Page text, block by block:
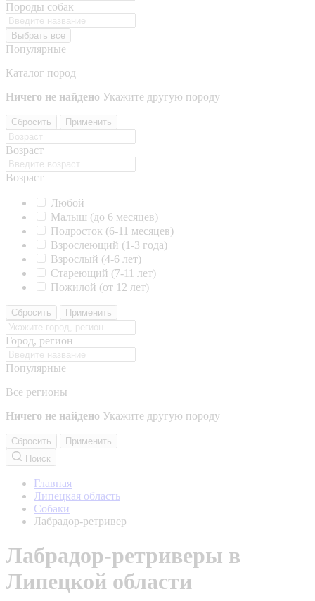
Породы собак
Выбрать все
Популярные
Каталог пород
Ничего не найдено Укажите другую породу
Сбросить Применить
Возраст
Возраст
Любой
Малыш (до 6 месяцев)
Подросток (6-11 месяцев)
Взрослеющий (1-3 года)
Взрослый (4-6 лет)
Стареющий (7-11 лет)
Пожилой (от 12 лет)
Сбросить Применить
Город, регион
Популярные
Все регионы
Ничего не найдено Укажите другую породу
Сбросить
Применить
Поиск
Главная
Липецкая область
Собаки
Лабрадор-ретривер
Лабрадор-ретриверы в
Липецкой области